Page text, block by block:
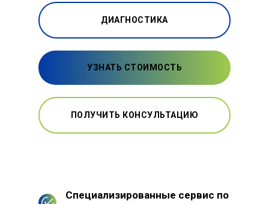
ДИАГНОСТИКА
УЗНАТЬ СТОИМОСТЬ
ПОЛУЧИТЬ КОНСУЛЬТАЦИЮ
Специализированные сервис по